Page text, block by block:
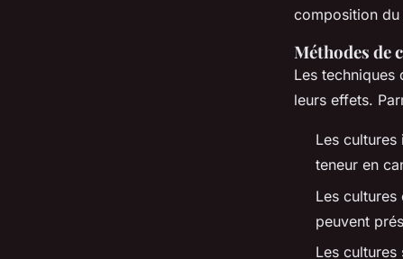
composition
Méthodes de
Les
leurs effets.
Les cultures
teneur en
Les
peuvent
Les cultures